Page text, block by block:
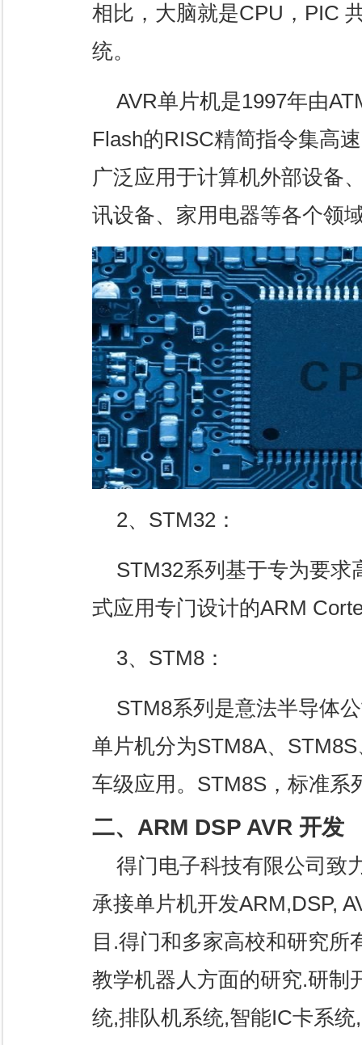
相比，大脑就是CPU，PIC
统。
AVR单片机是1997年由
Flash的RISC精简指令集高
广泛应用于计算机外部设备
讯设备、家用电器等各个领
2、STM32：
STM32系列基于专为要
式应用专门设计的ARM
3、STM8：
STM8系列是意法半导体
单片机分为STM8A、
车级应用。STM8S，标准系
二、ARM DSP AVR 开发
得门电子科技有限公司致
承接单片机开发ARM,DSP,
目.得门和多家高校和研究
教学机器人方面的研究.研制
统,排队机系统,智能IC卡系